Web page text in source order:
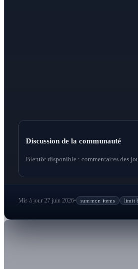
Discussion de la communauté
Bientôt disponible : commentaires des
Mis à jour 27 juin 2026• summon items limit